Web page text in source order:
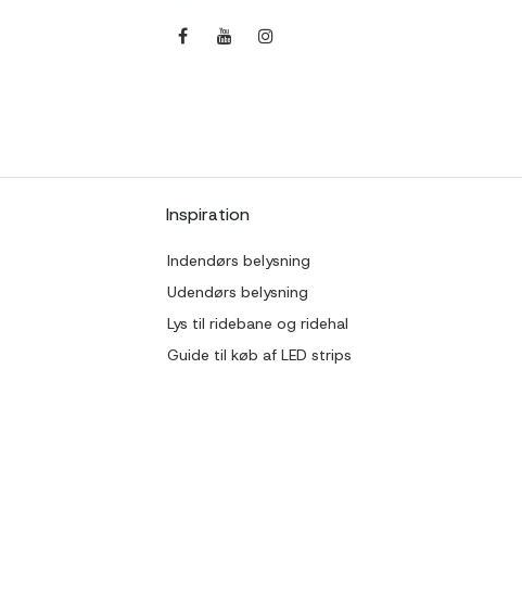
Inspiration
Indendørs belysning
Udendørs belysning
Lys til ridebane og ridehal
Guide til køb af LED strips